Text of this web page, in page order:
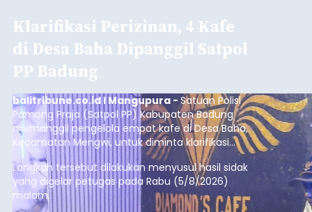
Hentikan Aktivitas
Pengerukan Lahan di
Temukus
balitribune.co.id I Singaraja -Pemerintah
Kabupaten Buleleng menghentikan aktivitas
pengerukan lahan di Banjar Dinas Bingin Banjah,
Desa Temukus, Kecamatan Banjar, setelah
ditemukan indikasi kegiatan pengambilan
material yang tidak sesuai dengan peruntukan
kawasan.
Buleleng